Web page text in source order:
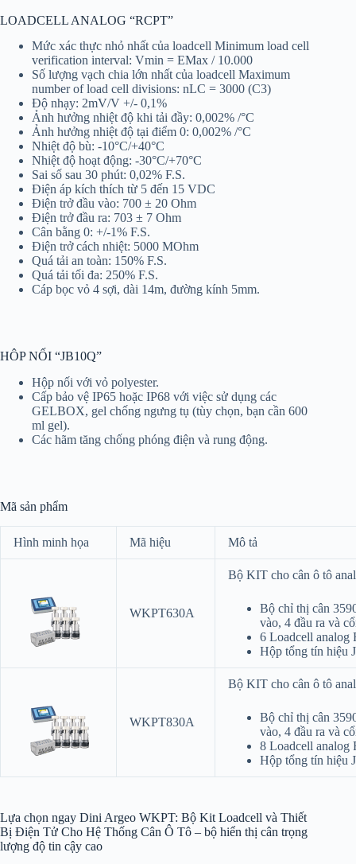
LOADCELL ANALOG “RCPT”
Mức xác thực nhỏ nhất của loadcell Minimum load cell
verification interval: Vmin = EMax / 10.000
Số lượng vạch chia lớn nhất của loadcell Maximum
number of load cell divisions: nLC = 3000 (C3)
Độ nhạy: 2mV/V +/- 0,1%
Ảnh hưởng nhiệt độ khi tải đầy: 0,002% /°C
Ảnh hưởng nhiệt độ tại điểm 0: 0,002% /°C
Nhiệt độ bù: -10°C/+40°C
Nhiệt độ hoạt động: -30°C/+70°C
Sai số sau 30 phút: 0,02% F.S.
Điện áp kích thích từ 5 đến 15 VDC
Điện trở đầu vào: 700 ± 20 Ohm
Điện trở đầu ra: 703 ± 7 Ohm
Cân bằng 0: +/-1% F.S.
Điện trở cách nhiệt: 5000 MOhm
Quá tải an toàn: 150% F.S.
Quá tải tối đa: 250% F.S.
Cáp bọc vỏ 4 sợi, dài 14m, đường kính 5mm.
HÔP NỐI “JB10Q”
Hộp nối với vỏ polyester.
Cấp bảo vệ IP65 hoặc IP68 với việc sử dụng các
GELBOX, gel chống ngưng tụ (tùy chọn, bạn cần 600
ml gel).
Các hãm tăng chống phóng điện và rung động.
Mã sản phẩm
Hình minh họa Mã hiệu Mô tả
WKPT630A
Bộ KIT cho cân ô tô
Bộ chỉ thị cân
vào, 4 đầu ra và
6 Loadcell analog
Hộp tổng tín hiệu
WKPT830A
Bộ KIT cho cân ô tô
Bộ chỉ thị cân
vào, 4 đầu ra và
8 Loadcell analog
Hộp tổng tín hiệu
Lựa chọn ngay Dini Argeo WKPT: Bộ Kit Loadcell và Thiết
Bị Điện Tử Cho Hệ Thống Cân Ô Tô – bộ hiển thị cân trọng
lượng độ tin cậy cao